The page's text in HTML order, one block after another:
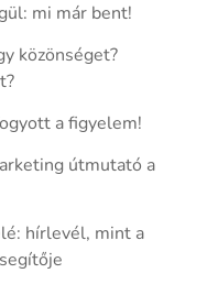
mi már bent!
közönséget?
a figyelem!
útmutató a
hírlevél, mint a